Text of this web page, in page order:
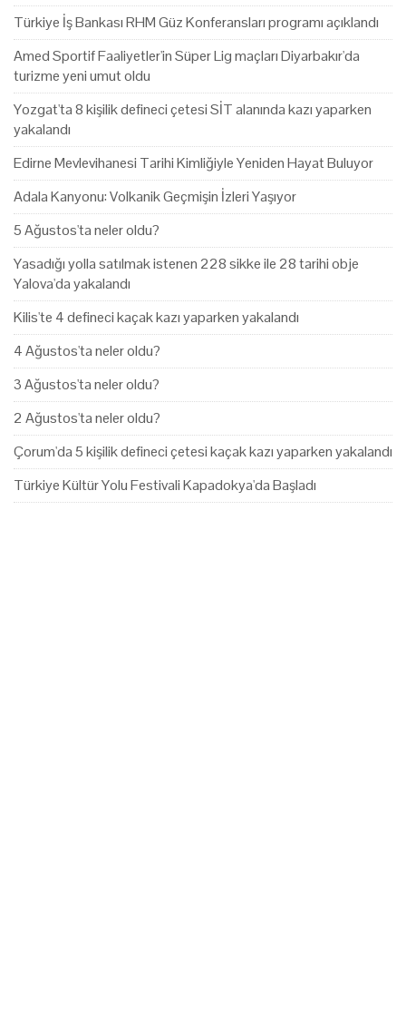
Türkiye İş Bankası RHM Güz Konferansları programı açıklandı
Amed Sportif Faaliyetler'in Süper Lig maçları Diyarbakır'da
turizme yeni umut oldu
Yozgat'ta 8 kişilik defineci çetesi SİT alanında kazı yaparken
yakalandı
Edirne Mevlevihanesi Tarihi Kimliğiyle Yeniden Hayat Buluyor
Adala Kanyonu: Volkanik Geçmişin İzleri Yaşıyor
5 Ağustos'ta neler oldu?
Yasadığı yolla satılmak istenen 228 sikke ile 28 tarihi obje
Yalova'da yakalandı
Kilis'te 4 defineci kaçak kazı yaparken yakalandı
4 Ağustos'ta neler oldu?
3 Ağustos'ta neler oldu?
2 Ağustos'ta neler oldu?
Çorum'da 5 kişilik defineci çetesi kaçak kazı yaparken yakalandı
Türkiye Kültür Yolu Festivali Kapadokya'da Başladı